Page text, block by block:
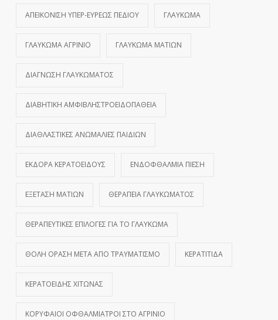
ΑΠΕΙΚΌΝΙΣΗ ΥΠΕΡ-ΕΥΡΈΩΣ ΠΕΔΊΟΥ ΓΛΑΎΚΩΜΑ
ΓΛΑΎΚΩΜΑ ΑΓΡΊΝΙΟ ΓΛΑΎΚΩΜΑ ΜΑΤΙΏΝ
ΔΙΆΓΝΩΣΗ ΓΛΑΥΚΏΜΑΤΟΣ
ΔΙΑΒΗΤΙΚΉ ΑΜΦΙΒΛΗΣΤΡΟΕΙΔΟΠΆΘΕΙΑ
ΔΙΑΘΛΑΣΤΙΚΈΣ ΑΝΩΜΑΛΊΕΣ ΠΑΙΔΙΏΝ
ΕΚΔΟΡΆ ΚΕΡΑΤΟΕΙΔΟΎΣ ΕΝΔΟΦΘΆΛΜΙΑ ΠΊΕΣΗ
ΕΞΈΤΑΣΗ ΜΑΤΙΏΝ ΘΕΡΑΠΕΊΑ ΓΛΑΥΚΏΜΑΤΟΣ
ΘΕΡΑΠΕΥΤΙΚΈΣ ΕΠΙΛΟΓΈΣ ΓΙΑ ΤΟ ΓΛΑΎΚΩΜΑ
ΘΟΛΉ ΌΡΑΣΗ ΜΕΤΆ ΑΠΌ ΤΡΑΥΜΑΤΙΣΜΌ ΚΕΡΑΤΊΤΙΔΑ
ΚΕΡΑΤΟΕΙΔΉΣ ΧΙΤΏΝΑΣ
ΚΟΡΥΦΑΊΟΙ ΟΦΘΑΛΜΊΑΤΡΟΙ ΣΤΟ ΑΓΡΊΝΙΟ